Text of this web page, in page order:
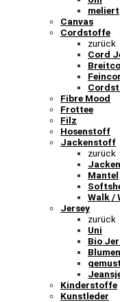
meliert
Canvas
Cordstoffe
zurück
Cord
Fibre Mood
Frottee
Filz
Hosenstoff
Jackenstoff
zurück
Mantel
Walk /
Jersey
zurück
Uni
Bio
Blumen
Kinderstoffe
Kunstleder